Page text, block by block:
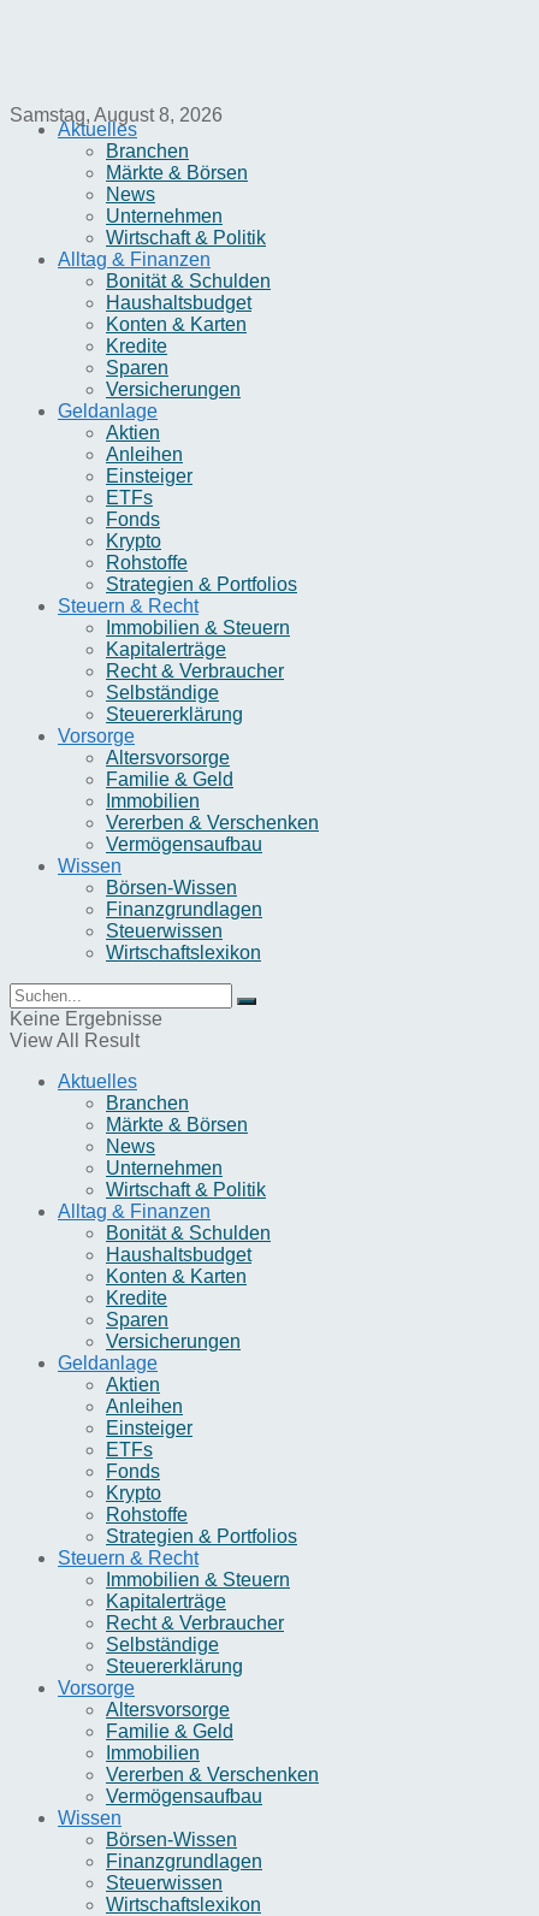
Samstag, August 8, 2026
Aktuelles
Branchen
Märkte & Börsen
News
Unternehmen
Wirtschaft & Politik
Alltag & Finanzen
Bonität & Schulden
Haushaltsbudget
Konten & Karten
Kredite
Sparen
Versicherungen
Geldanlage
Aktien
Anleihen
Einsteiger
ETFs
Fonds
Krypto
Rohstoffe
Strategien & Portfolios
Steuern & Recht
Immobilien & Steuern
Kapitalerträge
Recht & Verbraucher
Selbständige
Steuererklärung
Vorsorge
Altersvorsorge
Familie & Geld
Immobilien
Vererben & Verschenken
Vermögensaufbau
Wissen
Börsen-Wissen
Finanzgrundlagen
Steuerwissen
Wirtschaftslexikon
Keine Ergebnisse
View All Result
Aktuelles
Branchen
Märkte & Börsen
News
Unternehmen
Wirtschaft & Politik
Alltag & Finanzen
Bonität & Schulden
Haushaltsbudget
Konten & Karten
Kredite
Sparen
Versicherungen
Geldanlage
Aktien
Anleihen
Einsteiger
ETFs
Fonds
Krypto
Rohstoffe
Strategien & Portfolios
Steuern & Recht
Immobilien & Steuern
Kapitalerträge
Recht & Verbraucher
Selbständige
Steuererklärung
Vorsorge
Altersvorsorge
Familie & Geld
Immobilien
Vererben & Verschenken
Vermögensaufbau
Wissen
Börsen-Wissen
Finanzgrundlagen
Steuerwissen
Wirtschaftslexikon